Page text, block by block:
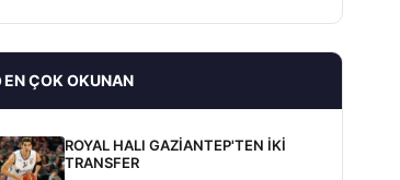
EN ÇOK OKUNAN
ROYAL HALI GAZİANTEP'TEN İKİ
TRANSFER